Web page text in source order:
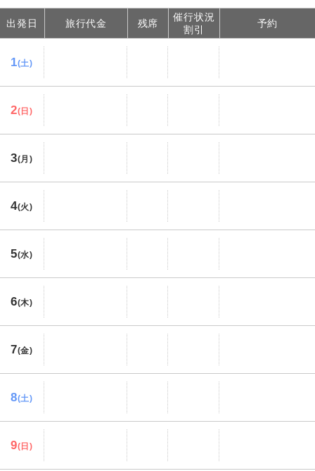
出発日 旅行代金 残席
催行状況
割引
予約
1(土)
2(日)
3(月)
4(火)
5(水)
6(木)
7(金)
8(土)
9(日)